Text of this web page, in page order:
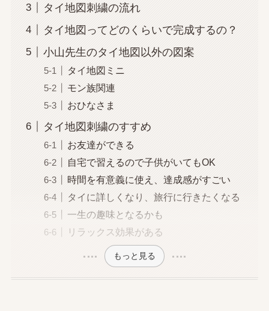
タイ地図刺繍の流れ
タイ地図ってどのくらいで完成するの？
小山先生のタイ地図以外の図案
タイ地図ミニ
モン族関連
おひなさま
タイ地図刺繍のすすめ
お友達ができる
自宅で習えるので子供がいてもOK
時間を有意義に使え、達成感がすごい
タイに詳しくなり、旅行に行きたくなる
一生の趣味となるかも
リラックス効果がある
もっと見る